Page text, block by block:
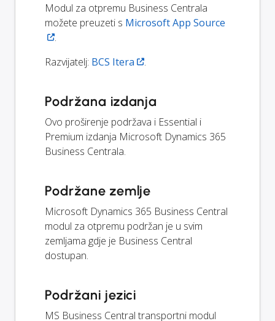
Modul za otpremu Business Centrala
možete preuzeti s Microsoft App Source
.
Razvijatelj: BCS Itera .
Podržana izdanja
Ovo proširenje podržava i Essential i
Premium izdanja Microsoft Dynamics 365
Business Centrala.
Podržane zemlje
Microsoft Dynamics 365 Business Central
modul za otpremu podržan je u svim
zemljama gdje je Business Central
dostupan.
Podržani jezici
MS Business Central transportni modul